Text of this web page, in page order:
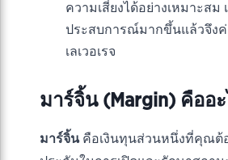
ความเสี่ยงได้อย่างเหมาะสม
ประสบการณ์มากขึ้นแล้วจึง
เลเวอเรจ
มาร์จิ้น (Margin) คืออะ
มาร์จิ้นคือเงินทุนส่วนหนึ่งที่คุณต้อ